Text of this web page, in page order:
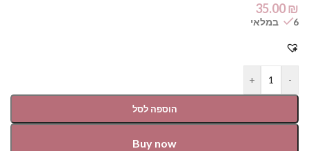
35.00₪
6 במלאי
-
+
הוספה לסל
Buy now